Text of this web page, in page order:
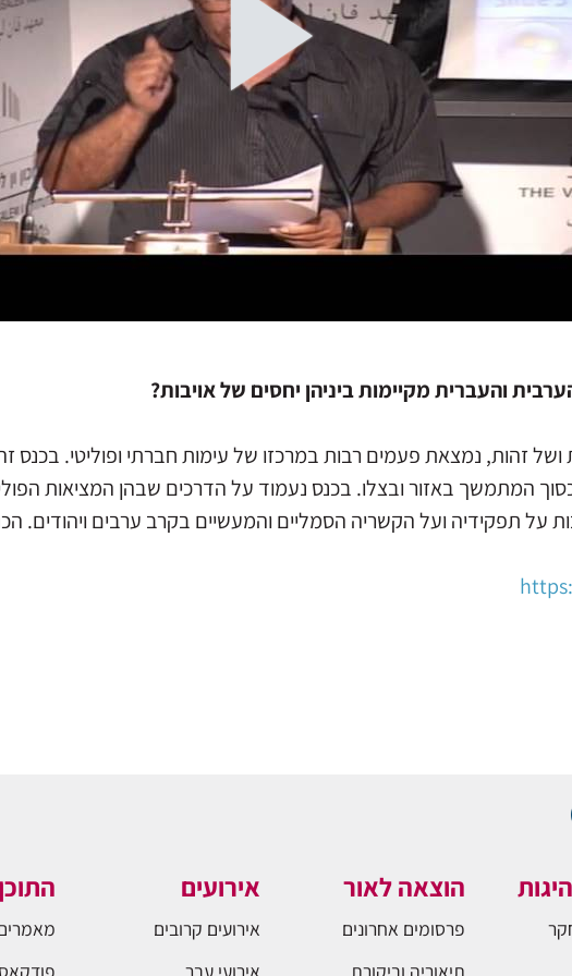
והעברית מקיימות ביניהן יחסים של אויבות?
זהות, נמצאת פעמים רבות במרכזו של עימות חברתי ופוליטי.
המתמשך באזור ובצלו. בכנס נעמוד על הדרכים שבהן המציאות
על תפקידיה ועל הקשריה הסמליים והמעשיים בקרב ערבים ויהודים.
הוצאה לאור
פרסומים אחרונים
אירועים
אירועים קרובים